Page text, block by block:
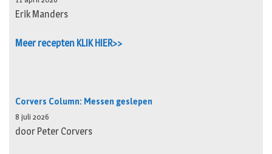
Erik Manders
Meer recepten KLIK HIER>>
Corvers Column: Messen geslepen
8 juli 2026
door Peter Corvers